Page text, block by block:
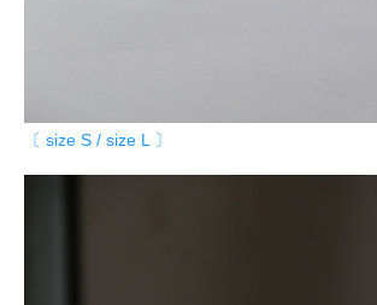
〔 size S / size L 〕